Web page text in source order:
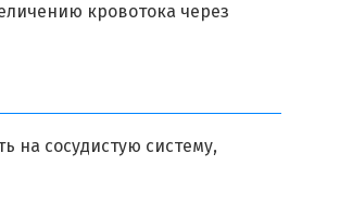
кровотока через
на сосудистую систему,